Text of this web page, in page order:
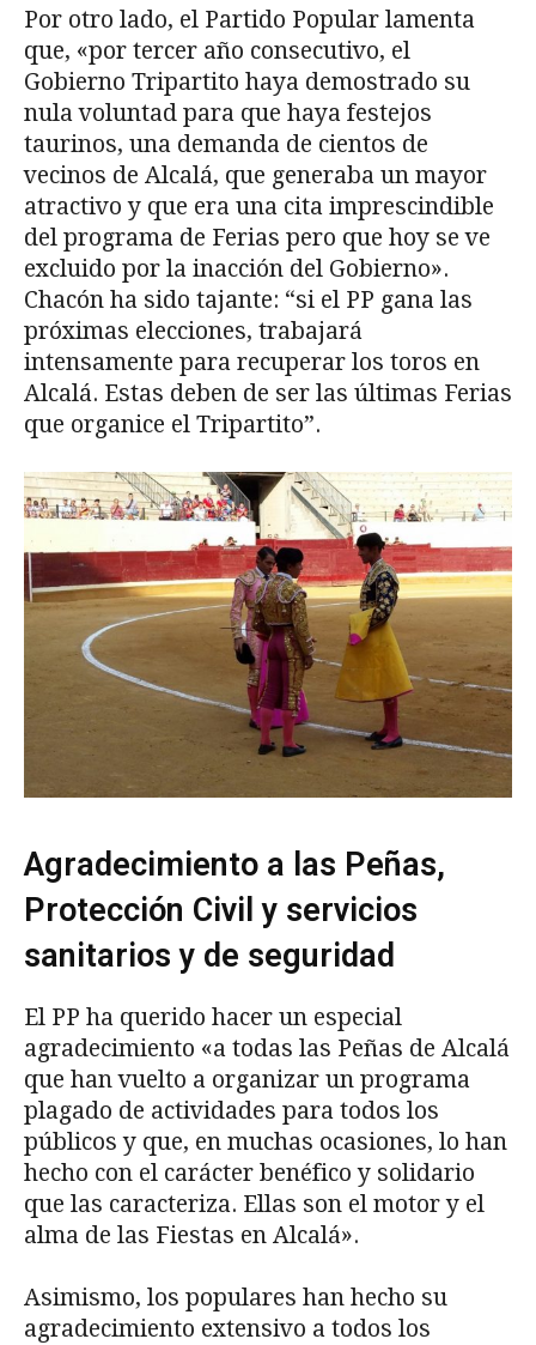
Por otro lado, el Partido Popular lamenta
que, «por tercer año consecutivo, el
Gobierno Tripartito haya demostrado su
nula voluntad para que haya festejos
taurinos, una demanda de cientos de
vecinos de Alcalá, que generaba un mayor
atractivo y que era una cita imprescindible
del programa de Ferias pero que hoy se ve
excluido por la inacción del Gobierno».
Chacón ha sido tajante: “si el PP gana las
próximas elecciones, trabajará
intensamente para recuperar los toros en
Alcalá. Estas deben de ser las últimas Ferias
que organice el Tripartito”.
Agradecimiento a las Peñas,
Protección Civil y servicios
sanitarios y de seguridad
El PP ha querido hacer un especial
agradecimiento «a todas las Peñas de Alcalá
que han vuelto a organizar un programa
plagado de actividades para todos los
públicos y que, en muchas ocasiones, lo han
hecho con el carácter benéfico y solidario
que las caracteriza. Ellas son el motor y el
alma de las Fiestas en Alcalá».
Asimismo, los populares han hecho su
agradecimiento extensivo a todos los